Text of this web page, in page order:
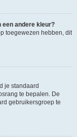
andere kleur?
toegewezen hebben, dit
je standaard
te bepalen. De
gebruikersgroep te